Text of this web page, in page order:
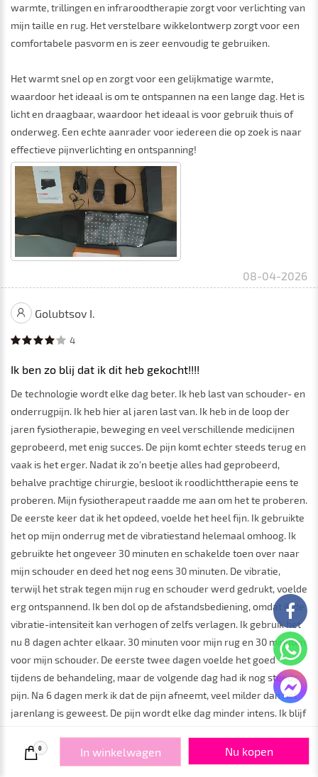
warmte, trillingen en infraroodtherapie zorgt voor verlichting van
mijn taille en rug. Het verstelbare wikkelontwerp zorgt voor een
comfortabele pasvorm en is zeer eenvoudig te gebruiken.
Het warmt snel op en zorgt voor een gelijkmatige warmte,
waardoor het ideaal is om te ontspannen na een lange dag. Het is
licht en draagbaar, waardoor het ideaal is voor gebruik thuis of
onderweg. Een echte aanrader voor iedereen die op zoek is naar
effectieve pijnverlichting en ontspanning!
08-04-2026
Golubtsov I.
4
Ik ben zo blij dat ik dit heb gekocht!!!!
De technologie wordt elke dag beter. Ik heb last van schouder- en
onderrugpijn. Ik heb hier al jaren last van. Ik heb in de loop der
jaren fysiotherapie, beweging en veel verschillende medicijnen
geprobeerd, met enig succes. De pijn komt echter steeds terug en
vaak is het erger. Nadat ik zo'n beetje alles had geprobeerd,
behalve prachtige chirurgie, besloot ik roodlichttherapie eens te
proberen. Mijn fysiotherapeut raadde me aan om het te proberen.
De eerste keer dat ik het opdeed, voelde het heel fijn. Ik gebruikte
het op mijn onderrug met de vibratiestand helemaal omhoog. Ik
gebruikte het ongeveer 30 minuten en schakelde toen over naar
mijn schouder en deed het nog eens 30 minuten. De vibratie,
terwijl het strak tegen mijn rug en schouder werd gedrukt, voelde
erg ontspannend. Ik ben dol op de afstandsbediening, omdat ik de
vibratie-intensiteit kan verhogen of zelfs verlagen. Ik gebruik het
nu 8 dagen achter elkaar. 30 minuten voor mijn rug en 30 minuten
voor mijn schouder. De eerste twee dagen voelde het goed
tijdens de behandeling, maar de volgende dag had ik nog steeds
pijn. Na 6 dagen merk ik dat de pijn afneemt, veel milder dan het
jarenlang is geweest. De pijn wordt elke dag minder intens. Ik blijf
mijn pijn echt verdooft. Pijn die niet met medicijnen te verhelpen
was, pijn waar ik al jaren mee leef... Ik ben zo blij dat ik deze heb
0 In winkelwagen Nu kopen